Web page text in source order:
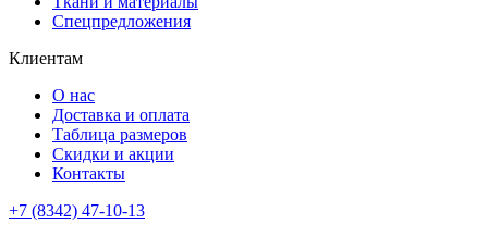
Спецпредложения
Клиентам
О нас
Доставка и оплата
Таблица размеров
Скидки и акции
Контакты
+7 (8342) 47-10-13